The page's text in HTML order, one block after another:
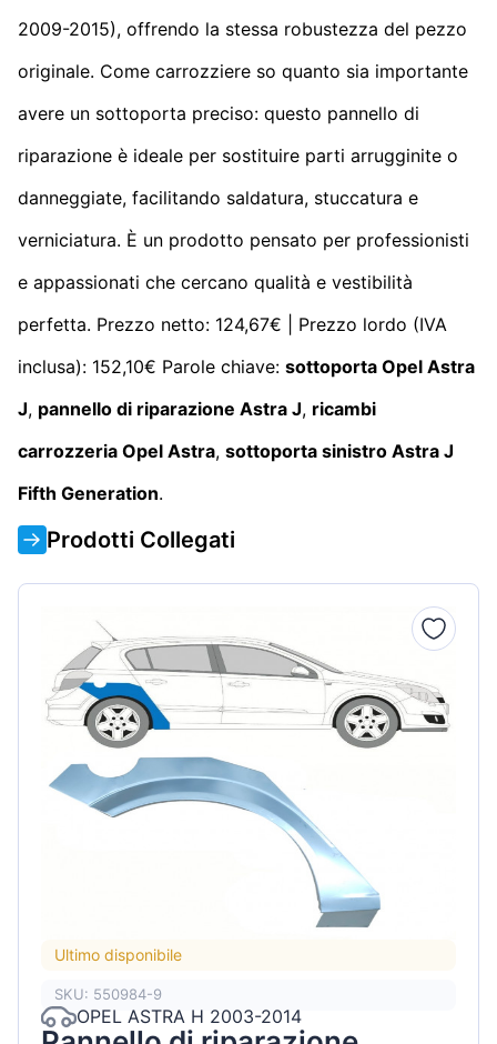
2009-2015), offrendo la stessa robustezza del pezzo
originale. Come carrozziere so quanto sia importante
avere un sottoporta preciso: questo pannello di
riparazione è ideale per sostituire parti arrugginite o
danneggiate, facilitando saldatura, stuccatura e
verniciatura. È un prodotto pensato per professionisti
e appassionati che cercano qualità e vestibilità
perfetta. Prezzo netto: 124,67€ | Prezzo lordo (IVA
inclusa): 152,10€ Parole chiave: sottoporta Opel Astra
J, pannello di riparazione Astra J, ricambi
carrozzeria Opel Astra, sottoporta sinistro Astra J
Fifth Generation.
Prodotti Collegati
Ultimo disponibile
SKU: 550984-9
OPEL ASTRA H 2003-2014